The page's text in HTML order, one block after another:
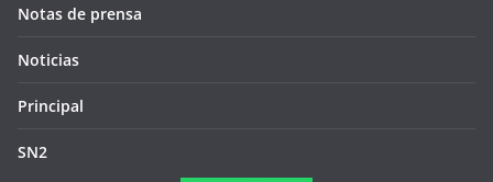
Notas de prensa
Noticias
Principal
SN2